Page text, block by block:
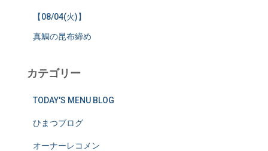
【08/04(火)】
真鯛の昆布締め
カテゴリー
TODAY'S MENU BLOG
ひまつブログ
オーナーレコメン